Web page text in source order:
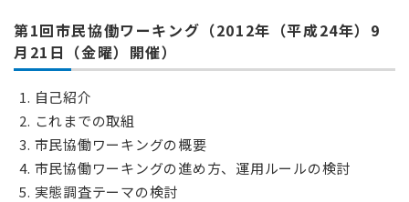
第1回市民協働ワーキング（2012年（平成24年）9
月21日（金曜）開催）
自己紹介
これまでの取組
市民協働ワーキングの概要
市民協働ワーキングの進め方、運用ルールの検討
実態調査テーマの検討